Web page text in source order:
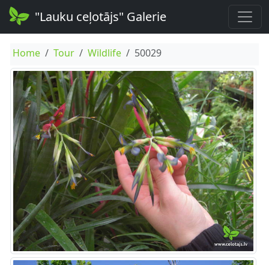
"Lauku ceļotājs" Galerie
Home Tour Wildlife 50029